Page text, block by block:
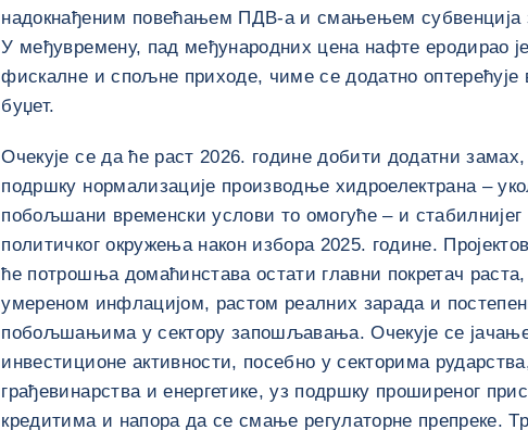
надокнађеним повећањем ПДВ-а и смањењем субвенција
У међувремену, пад међународних цена нафте еродирао је
фискалне и спољне приходе, чиме се додатно оптерећује
буџет.
Очекује се да ће раст 2026. године добити додатни замах,
подршку нормализације производње хидроелектрана –
побољшани временски услови то омогуће – и стабилнијег
политичког окружења након избора 2025. године.
ће потрошња домаћинстава остати главни покретач раста,
умереном инфлацијом, растом реалних зарада и
побољшањима у сектору запошљавања. Очекује се
инвестиционе активности, посебно у секторима
грађевинарства и енергетике, уз подршку проширеног
кредитима и напора да се смање регулаторне препреке.